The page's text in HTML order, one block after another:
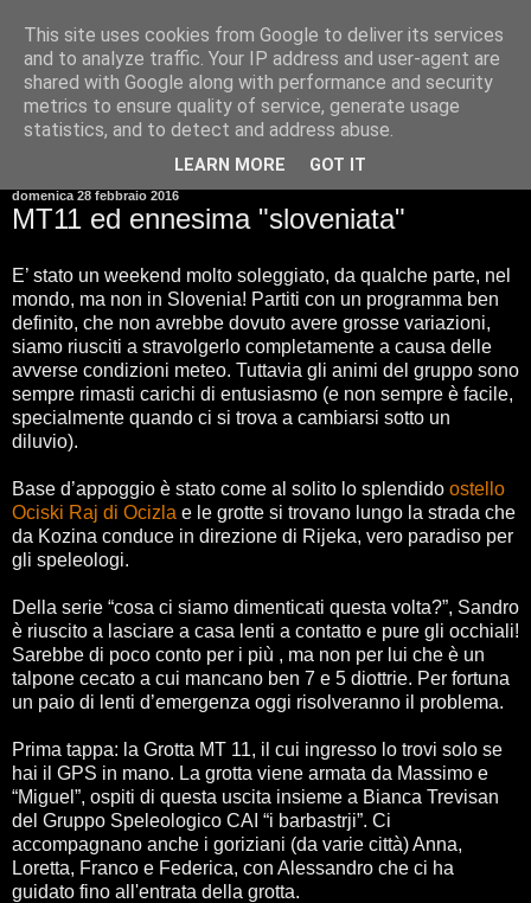
domenica 28 febbraio 2016
MT11 ed ennesima "sloveniata"
E’ stato un weekend molto soleggiato, da qualche parte, nel
mondo, ma non in Slovenia! Partiti con un programma ben
definito, che non avrebbe dovuto avere grosse variazioni,
siamo riusciti a stravolgerlo completamente a causa delle
avverse condizioni meteo. Tuttavia gli animi del gruppo sono
sempre rimasti carichi di entusiasmo (e non sempre è facile,
specialmente quando ci si trova a cambiarsi sotto un
diluvio).
Base d’appoggio è stato come al solito lo splendido ostello
Ociski Raj di Ocizla e le grotte si trovano lungo la strada che
da Kozina conduce in direzione di Rijeka, vero paradiso per
gli speleologi.
Della serie “cosa ci siamo dimenticati questa volta?”, Sandro
è riuscito a lasciare a casa lenti a contatto e pure gli occhiali!
Sarebbe di poco conto per i più , ma non per lui che è un
talpone cecato a cui mancano ben 7 e 5 diottrie. Per fortuna
un paio di lenti d’emergenza oggi risolveranno il problema.
Prima tappa: la Grotta MT 11, il cui ingresso lo trovi solo se
hai il GPS in mano. La grotta viene armata da Massimo e
“Miguel”, ospiti di questa uscita insieme a Bianca Trevisan
del Gruppo Speleologico CAI “i barbastrji”. Ci
accompagnano anche i goriziani (da varie città) Anna,
Loretta, Franco e Federica, con Alessandro che ci ha
guidato fino all'entrata della grotta.
This site uses cookies from Google to deliver its services
and to analyze traffic. Your IP address and user-agent are
shared with Google along with performance and security
metrics to ensure quality of service, generate usage
statistics, and to detect and address abuse.
LEARN MORE GOT IT